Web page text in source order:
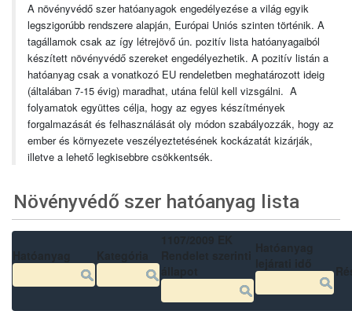
A növényvédő szer hatóanyagok engedélyezése a világ egyik
legszigorúbb rendszere alapján, Európai Uniós szinten történik. A
tagállamok csak az így létrejövő ún. pozitív lista hatóanyagaiból
készített növényvédő szereket engedélyezhetik. A pozitív listán a
hatóanyag csak a vonatkozó EU rendeletben meghatározott ideig
(általában 7-15 évig) maradhat, utána felül kell vizsgálni. A
folyamatok együttes célja, hogy az egyes készítmények
forgalmazását és felhasználását oly módon szabályozzák, hogy az
ember és környezete veszélyeztetésének kockázatát kizárják,
illetve a lehető legkisebbre csökkentsék.
Növényvédő szer hatóanyag lista